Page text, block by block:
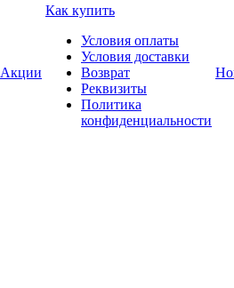
Акции
Как купить
Условия оплаты
Условия доставки
Возврат
Реквизиты
Политика
конфиденциальности